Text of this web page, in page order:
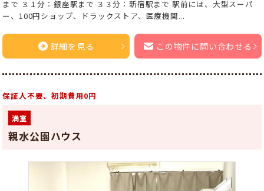
まで ３１分：銀座駅まで ３３分：新宿駅まで 駅前には、大型スーパ
ー、100円ショップ、ドラックストア、医療機関...
詳細を見る この物件に問い合わせる
保証人不要、初期費用0円
満室
親水公園ハウス